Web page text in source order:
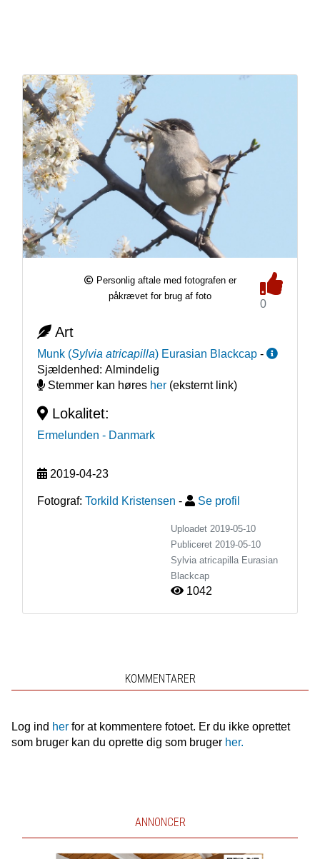
Personlig aftale med fotografen er
påkrævet for brug af foto
0
Art
Munk (Sylvia atricapilla) Eurasian Blackcap -
Sjældenhed: Almindelig
Stemmer kan høres her(eksternt link)
Lokalitet:
Ermelunden - Danmark
2019-04-23
Fotograf: Torkild Kristensen - Se profil
Uploadet 2019-05-10
Publiceret 2019-05-10
Sylvia atricapilla Eurasian
Blackcap
1042
KOMMENTARER
Log ind herfor at kommentere fotoet. Er du ikke oprettet
som bruger kan du oprette dig som bruger her.
ANNONCER